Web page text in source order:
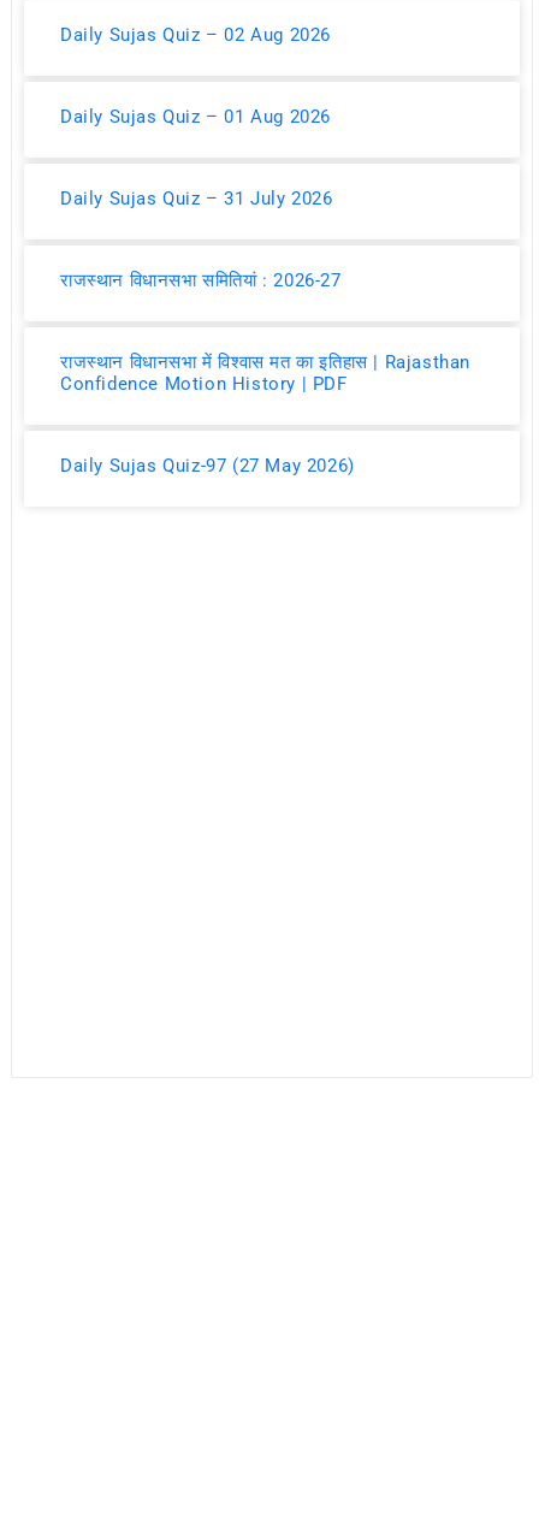
Daily Sujas Quiz – 02 Aug 2026
Daily Sujas Quiz – 01 Aug 2026
Daily Sujas Quiz – 31 July 2026
राजस्थान विधानसभा समितियां : 2026-27
राजस्थान विधानसभा में विश्वास मत का इतिहास | Rajasthan
Confidence Motion History | PDF
Daily Sujas Quiz-97 (27 May 2026)